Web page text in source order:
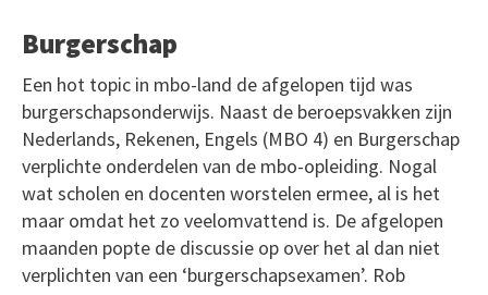
Burgerschap
Een hot topic in mbo-land de afgelopen tijd was
burgerschapsonderwijs. Naast de beroepsvakken zijn
Nederlands, Rekenen, Engels (MBO 4) en Burgerschap
verplichte onderdelen van de mbo-opleiding. Nogal
wat scholen en docenten worstelen ermee, al is het
maar omdat het zo veelomvattend is. De afgelopen
maanden popte de discussie op over het al dan niet
verplichten van een ‘burgerschapsexamen’. Rob